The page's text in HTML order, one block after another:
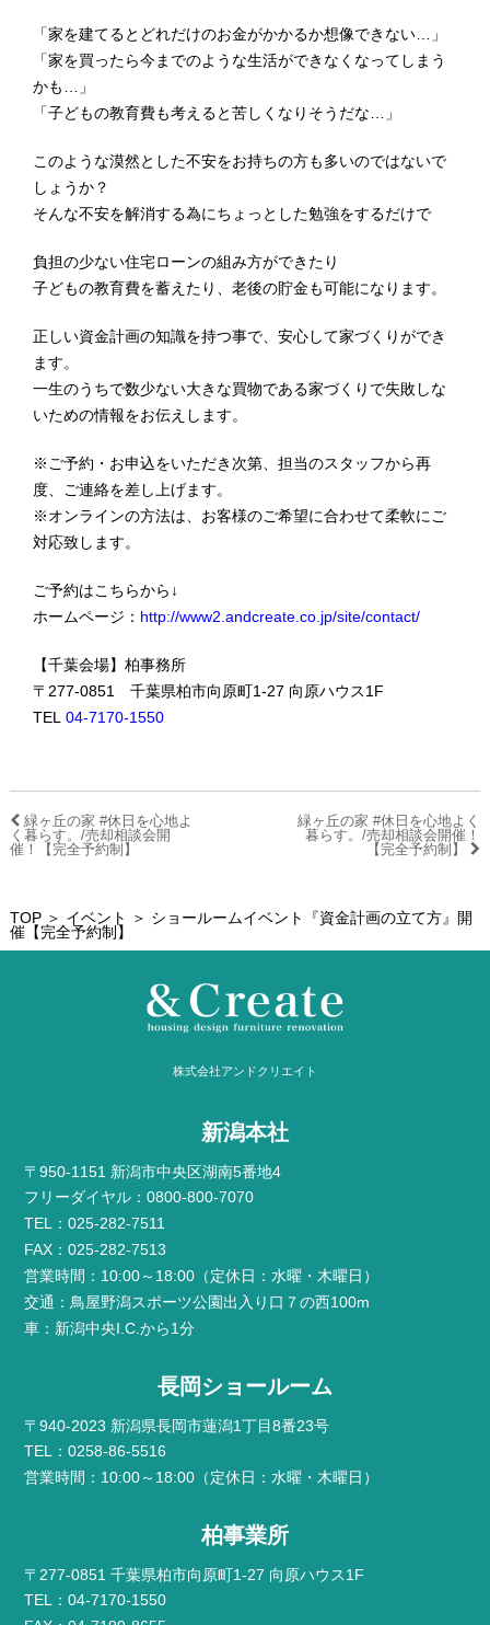
「家を建てるとどれだけのお金がかかるか想像できない…」
「家を買ったら今までのような生活ができなくなってしまう
かも…」
「子どもの教育費も考えると苦しくなりそうだな…」
このような漠然とした不安をお持ちの方も多いのではないで
しょうか？
そんな不安を解消する為にちょっとした勉強をするだけで
負担の少ない住宅ローンの組み方ができたり
子どもの教育費を蓄えたり、老後の貯金も可能になります。
正しい資金計画の知識を持つ事で、安心して家づくりができ
ます。
一生のうちで数少ない大きな買物である家づくりで失敗しな
いための情報をお伝えします。
※ご予約・お申込をいただき次第、担当のスタッフから再
度、ご連絡を差し上げます。
※オンラインの方法は、お客様のご希望に合わせて柔軟にご
対応致します。
ご予約はこちらから↓
ホームページ： http://www2.andcreate.co.jp/site/contact/
【千葉会場】柏事務所
〒277-0851 千葉県柏市向原町1-27 向原ハウス1F
TEL04-7170-1550
緑ヶ丘の家 #休日を心地よ
く暮らす。/売却相談会開
催！【完全予約制】
緑ヶ丘の家 #休日を心地よく
暮らす。/売却相談会開催！
【完全予約制】
TOP＞ イベント
＞ ショールームイベント『資金計画の立て方』開
催【完全予約制】
株式会社アンドクリエイト
新潟本社
〒950-1151 新潟市中央区湖南5番地4
フリーダイヤル：0800-800-7070
TEL：025-282-7511
FAX：025-282-7513
営業時間：10:00～18:00（定休日：水曜・木曜日）
交通：鳥屋野潟スポーツ公園出入り口７の西100m
車：新潟中央I.C.から1分
長岡ショールーム
〒940-2023 新潟県長岡市蓮潟1丁目8番23号
TEL：0258-86-5516
営業時間：10:00～18:00（定休日：水曜・木曜日）
柏事業所
〒277-0851 千葉県柏市向原町1-27 向原ハウス1F
TEL：04-7170-1550